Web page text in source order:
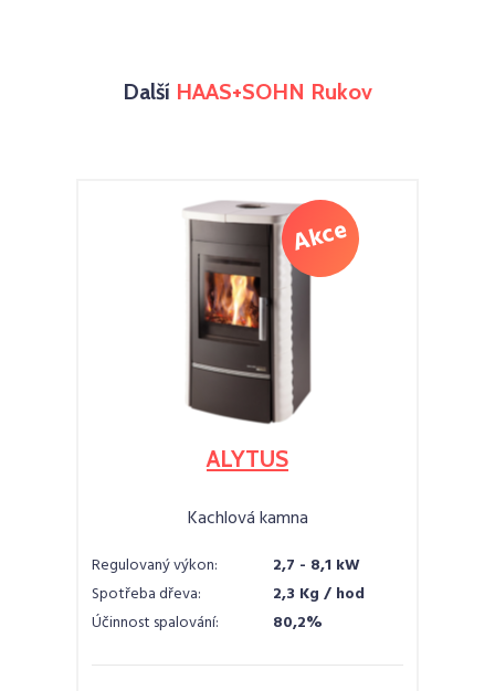
Další HAAS+SOHN Rukov
ALYTUS
Kachlová kamna
Regulovaný výkon:
2,7 - 8,1 kW
Spotřeba dřeva:
2,3 Kg / hod
Účinnost spalování:
80,2%